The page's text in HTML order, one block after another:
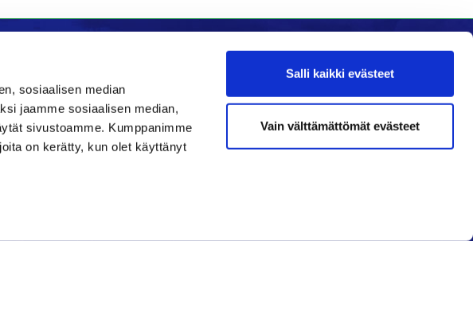
sosiaalisen median
jaamme sosiaalisen median,
sivustoamme. Kumppanimme
on kerätty, kun olet käyttänyt
Salli kaikki evästeet
Vain välttämättömät evästeet
Resort
177
Seuraa meitä